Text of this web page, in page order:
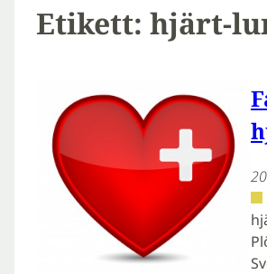
Etikett: hjärt-